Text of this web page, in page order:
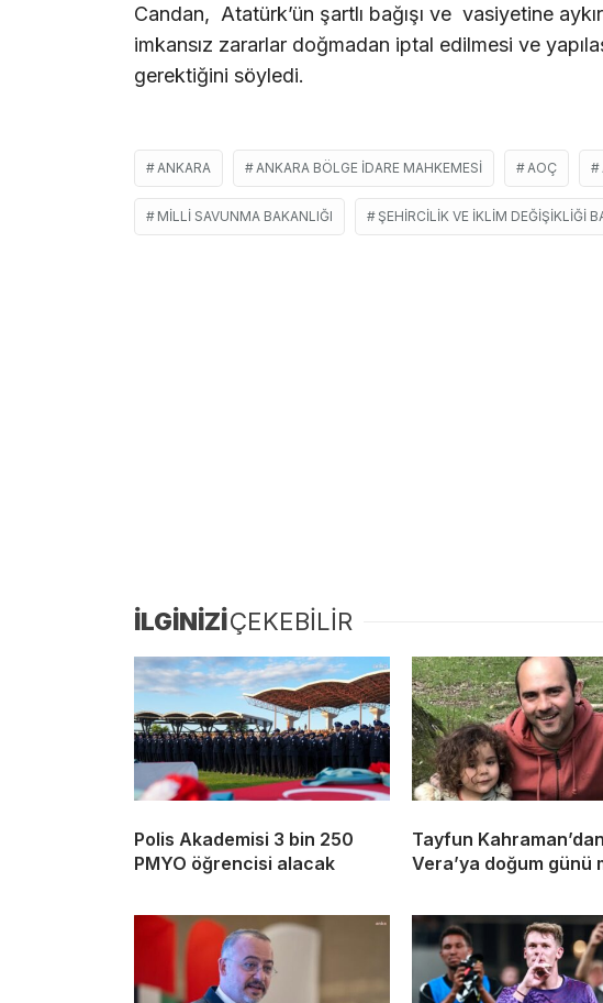
Candan, Atatürk’ün şartlı bağışı ve vasiyetine
imkansız zararlar doğmadan iptal edilmesi ve
gerektiğini söyledi.
ANKARA ANKARA BÖLGE İDARE MAHKEMESI AOÇ
MILLI SAVUNMA BAKANLIĞI ŞEHIRCILIK VE İKLIM DEĞIŞIKLIĞI
İLGİNİZİÇEKEBİLİR
Polis Akademisi 3 bin 250
PMYO öğrencisi alacak
Tayfun Kahraman’dan
Vera’ya doğum günü